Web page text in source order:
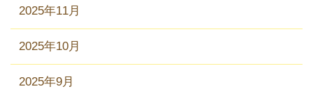
2025年11月
2025年10月
2025年9月